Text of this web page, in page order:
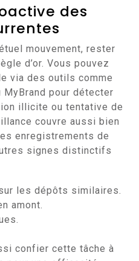
des
mouvement, rester
d’or. Vous pouvez
via des outils comme
MyBrand pour détecter
illicite ou tentative de
couvre aussi bien
enregistrements de
signes distinctifs
les dépôts similaires.
amont.
confier cette tâche à